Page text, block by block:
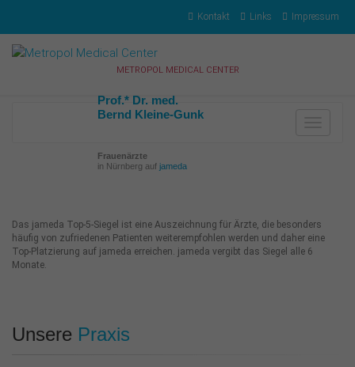
Kontakt Links Impressum
METROPOL MEDICAL CENTER
Prof.* Dr. med.
Bernd Kleine-Gunk
Frauenärzte
in Nürnberg auf jameda
Das jameda Top-5-Siegel ist eine Auszeichnung für Ärzte, die besonders
häufig von zufriedenen Patienten weiterempfohlen werden und daher eine
Top-Platzierung auf jameda erreichen. jameda vergibt das Siegel alle 6
Monate.
Unsere Praxis